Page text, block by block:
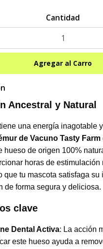
Cantidad
Ancestral y Natural
una energía inagotable
de Vacuno Tasty Farm
hueso de origen 100%
horas de estimulación
que tu mascota satisfaga su
de forma segura y deliciosa.
clave
Dental Activa: La acción
este hueso ayuda a